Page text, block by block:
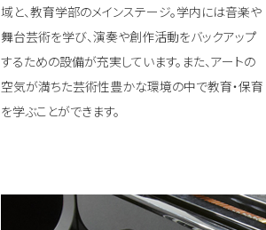
域と、教育学部のメインステージ。学内には音楽や
舞台芸術を学び、演奏や創作活動をバックアップ
するための設備が充実しています。また、アートの
空気が満ちた芸術性豊かな環境の中で教育・保育
を学ぶことができます。